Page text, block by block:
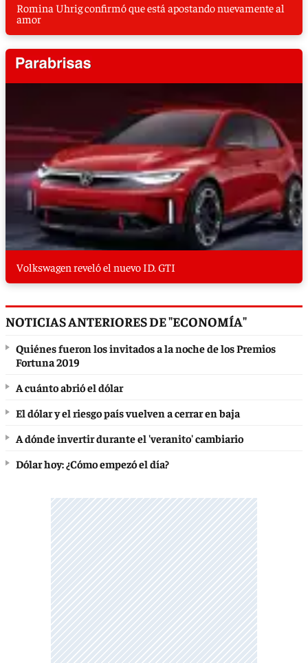
Romina Uhrig confirmó que está apostando nuevamente al
amor
Volkswagen reveló el nuevo ID. GTI
NOTICIAS ANTERIORES DE "ECONOMÍA"
Quiénes fueron los invitados a la noche de los Premios
Fortuna 2019
A cuánto abrió el dólar
El dólar y el riesgo país vuelven a cerrar en baja
A dónde invertir durante el 'veranito' cambiario
Dólar hoy: ¿Cómo empezó el día?